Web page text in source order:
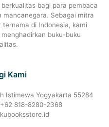
bagi para pembaca
mancanegara. Sebagai mitra
di Indonesia, kami
buku-buku
Kami
Istimewa Yogyakarta 55284
818-8280-2368